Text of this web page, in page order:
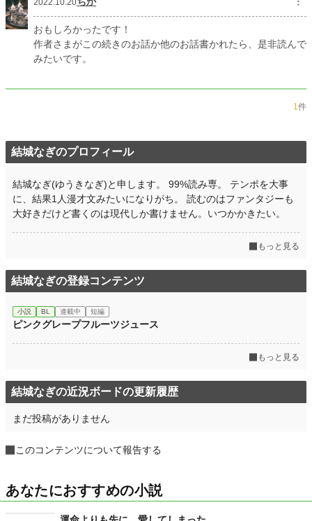
2022.10.20
おもしろかったです！
作者さまがこの続きのお話か他のお話書かれたら、是非読んで
みたいです。
1件
結城なぎのプロフィール
結城なぎ(ゆうきなぎ)と申します。 99%読み専。 テンポを大事
に、結果1人漫才文みたいになりがち。 読むのはファンタジーも
大好きだけど書くのは現代しか書けません。いつかかきたい。
もっと見る
結城なぎの登録コンテンツ
小説 BL 連載中 短編
ピンクグレープフルーツジュース
もっと見る
結城なぎの近況ボードの更新履歴
まだ投稿がありません
このコンテンツについて報告する
あなたにおすすめの小説